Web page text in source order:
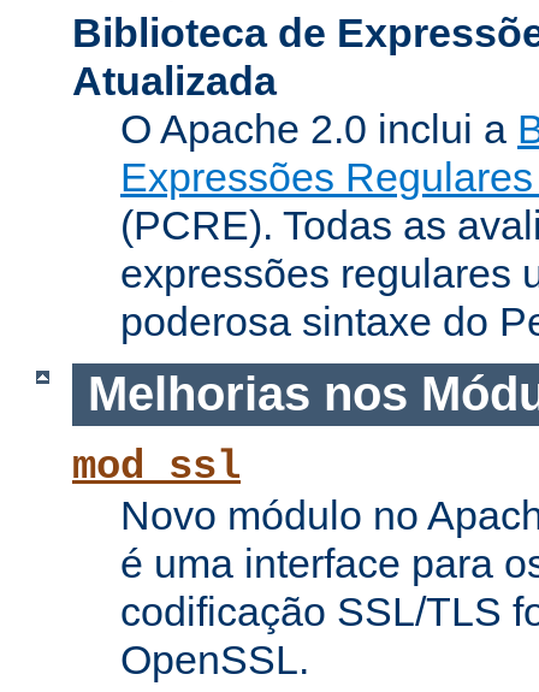
Biblioteca de
Atualizada
O Apache 2.0 inclui a
Expressões
(PCRE). Todas as
expressões regulares
poderosa sintaxe do
Melhorias nos
mod_ssl
Novo módulo no
é uma interface para
codificação SSL/TLS
OpenSSL.